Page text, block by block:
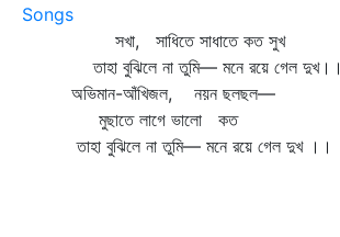
Songs
সখা, সাধিতে সাধাতে কত সুখ
তাহা বুঝিলে না তুমি— মনে রয়ে গেল দুখ।।
অভিমান-আঁখিজল, নয়ন ছলছল—
মুছাতে লাগে ভালো কত
তাহা বুঝিলে না তুমি— মনে রয়ে গেল দুখ ।।